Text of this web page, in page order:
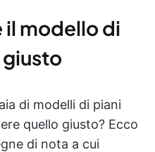
il modello di
di modelli di piani
quello giusto? Ecco
di nota a cui